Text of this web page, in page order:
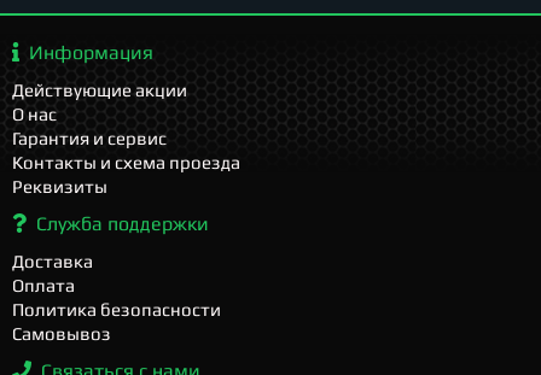
Информация
Действующие акции
О нас
Гарантия и сервис
Контакты и схема проезда
Реквизиты
Служба поддержки
Доставка
Оплата
Политика безопасности
Самовывоз